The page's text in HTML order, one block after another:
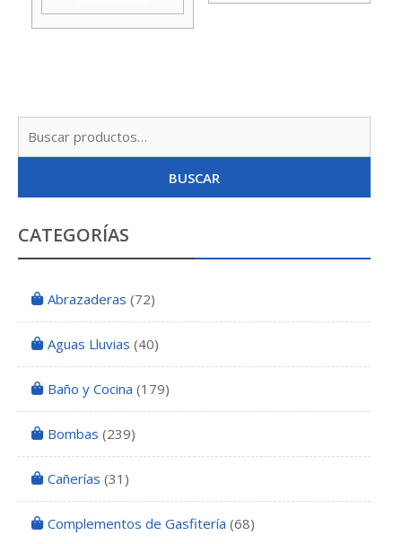
Taumm
BUSCAR
CATEGORÍAS
Abrazaderas (72)
Aguas Lluvias (40)
Baño y Cocina (179)
Bombas (239)
Cañerías (31)
Complementos de Gasfitería (68)